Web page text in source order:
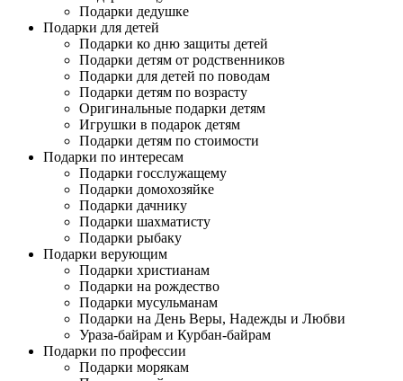
Подарки дедушке
Подарки для детей
Подарки ко дню защиты детей
Подарки детям от родственников
Подарки для детей по поводам
Подарки детям по возрасту
Оригинальные подарки детям
Игрушки в подарок детям
Подарки детям по стоимости
Подарки по интересам
Подарки госслужащему
Подарки домохозяйке
Подарки дачнику
Подарки шахматисту
Подарки рыбаку
Подарки верующим
Подарки христианам
Подарки на рождество
Подарки мусульманам
Подарки на День Веры, Надежды и Любви
Ураза-байрам и Курбан-байрам
Подарки по профессии
Подарки морякам